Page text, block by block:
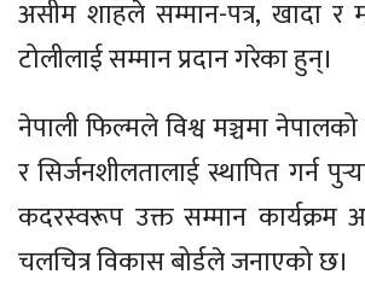
असीम शाहले सम्मान-पत्र, खादा र
टोलीलाई सम्मान प्रदान गरेका हुन्।
नेपाली फिल्मले विश्व मञ्चमा
र सिर्जनशीलतालाई स्थापित गर्न
कदरस्वरूप उक्त सम्मान कार्यक्रम
चलचित्र विकास बोर्डले जनाएको छ।